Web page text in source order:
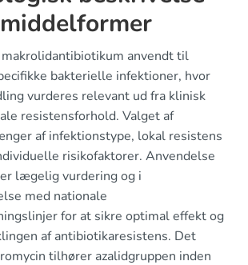
anvendt til
bakterielle infektioner, hvor
vurderes relevant ud fra klinisk
resistensforhold. Valget af
af infektionstype, lokal resistens
risikofaktorer. Anvendelse
lægelig vurdering og i
med nationale
for at sikre optimal effekt og
af antibiotikaresistens. Det
tilhører azalidgruppen inden